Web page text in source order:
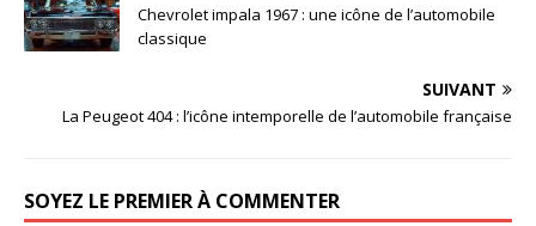
Chevrolet impala 1967 : une icône de l’automobile
classique
SUIVANT
La Peugeot 404 : l’icône intemporelle de l’automobile française
SOYEZ LE PREMIER À COMMENTER